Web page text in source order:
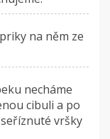
na něm ze
necháme
cibuli a po
vršky